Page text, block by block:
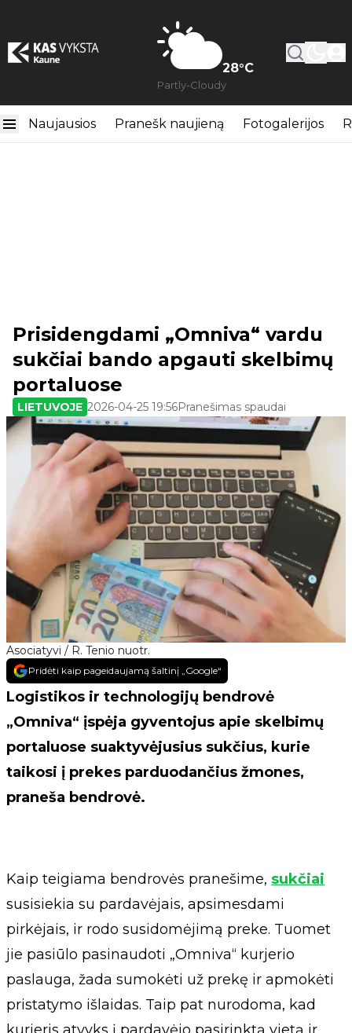
28°C
Partly-Cloudy
Naujausios Pranešk naujieną Fotogalerijos
Asociatyvi / R. Tenio nuotr.
Prisidengdami „Omniva“ vardu
sukčiai bando apgauti skelbimų
portaluose
LIETUVOJE 2026-04-25 19:56Pranešimas spaudai
Pridėti kaip pageidaujamą šaltinį „Google“
Logistikos ir technologijų bendrovė
„Omniva“ įspėja gyventojus apie skelbimų
portaluose suaktyvėjusius sukčius, kurie
taikosi į prekes parduodančius žmones,
praneša bendrovė.
Kaip teigiama bendrovės pranešime, sukčiai
susisiekia su pardavėjais, apsimesdami
pirkėjais, ir rodo susidomėjimą preke. Tuomet
jie pasiūlo pasinaudoti „Omniva“ kurjerio
paslauga, žada sumokėti už prekę ir apmokėti
pristatymo išlaidas. Taip pat nurodoma, kad